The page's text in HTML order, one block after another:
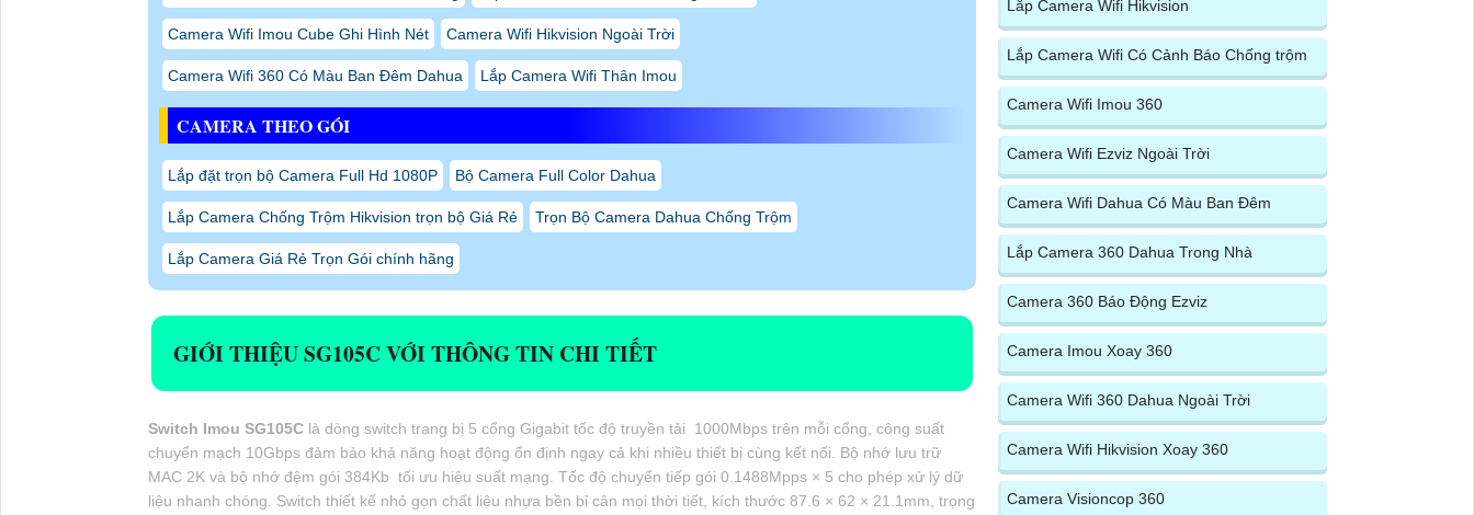
Camera Wifi Imou Cube Ghi Hình Nét Camera Wifi Hikvision Ngoài Trời
Camera Wifi 360 Có Màu Ban Đêm Dahua Lắp Camera Wifi Thân Imou
CAMERA THEO GÓI
Lắp đặt trọn bộ Camera Full Hd 1080P Bộ Camera Full Color Dahua
Lắp Camera Chống Trộm Hikvision trọn bộ Giá Rẻ Trọn Bộ Camera Dahua Chống Trộm
Lắp Camera Giá Rẻ Trọn Gói chính hãng
GIỚI THIỆU SG105C VỚI THÔNG TIN CHI TIẾT
Switch Imou SG105Clà dòng switch trang bị 5 cổng Gigabit tốc độ truyền tải 1000Mbps trên mỗi cổng, công suất
chuyển mạch 10Gbps đảm bảo khả năng hoạt động ổn định ngay cả khi nhiều thiết bị cùng kết nối. Bộ nhớ lưu trữ
MAC 2K và bộ nhớ đệm gói 384Kb tối ưu hiệu suất mạng. Tốc độ chuyển tiếp gói 0.1488Mpps × 5 cho phép xử lý dữ
liệu nhanh chóng. Switch thiết kế nhỏ gọn chất liệu nhựa bền bỉ cân mọi thời tiết, kích thước 87.6 × 62 × 21.1mm, trọng
Lắp Camera Wifi Hikvision
Lắp Camera Wifi Có Cảnh Báo Chống trộm
Camera Wifi Imou 360
Camera Wifi Ezviz Ngoài Trời
Camera Wifi Dahua Có Màu Ban Đêm
Lắp Camera 360 Dahua Trong Nhà
Camera 360 Báo Động Ezviz
Camera Imou Xoay 360
Camera Wifi 360 Dahua Ngoài Trời
Camera Wifi Hikvision Xoay 360
Camera Visioncop 360